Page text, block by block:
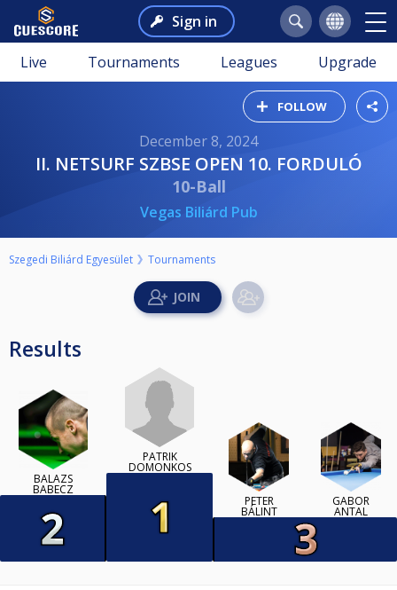
Sign in
Live Tournaments Leagues Upgrade
FOLLOW
December 8, 2024
II. NETSURF SZBSE OPEN 10. FORDULÓ
10-Ball
Vegas Biliárd Pub
Szegedi Biliárd Egyesület Tournaments
Results
BALÁZS
BABECZ
PATRIK
DOMONKOS
PÉTER
BÁLINT
GABOR
ANTAL